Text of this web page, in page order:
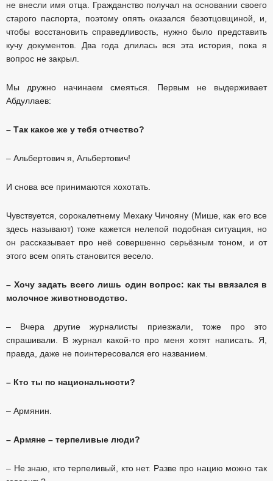
не внесли имя отца. Гражданство получал на основании своего
старого паспорта, поэтому опять оказался безотцовщиной, и,
чтобы восстановить справедливость, нужно было представить
кучу документов. Два года длилась вся эта история, пока я
вопрос не закрыл.
Мы дружно начинаем смеяться. Первым не выдерживает
Абдуллаев:
– Так какое же у тебя отчество?
– Альбертович я, Альбертович!
И снова все принимаются хохотать.
Чувствуется, сорокалетнему Мехаку Чичояну (Мише, как его все
здесь называют) тоже кажется нелепой подобная ситуация, но
он рассказывает про неё совершенно серьёзным тоном, и от
этого всем опять становится весело.
– Хочу задать всего лишь один вопрос: как ты ввязался в
молочное животноводство.
– Вчера другие журналисты приезжали, тоже про это
спрашивали. В журнал какой-то про меня хотят написать. Я,
правда, даже не поинтересовался его названием.
– Кто ты по национальности?
– Армянин.
– Армяне – терпеливые люди?
– Не знаю, кто терпеливый, кто нет. Разве про нацию можно так